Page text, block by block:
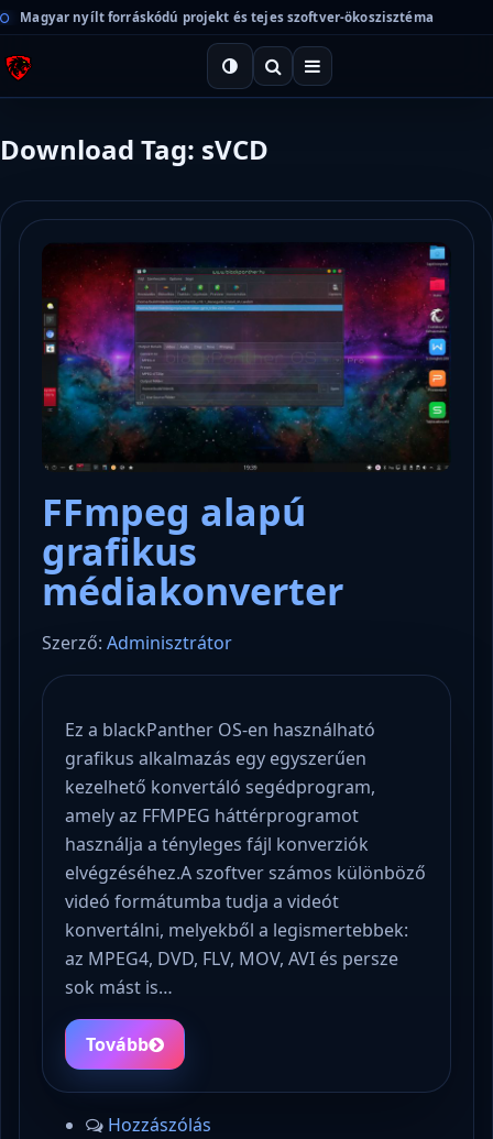
Magyar nyílt forráskódú projekt és tejes szoftver-ökoszisztéma
Download Tag: sVCD
FFmpeg alapú
grafikus
médiakonverter
Szerző: Adminisztrátor
Ez a blackPanther OS-en használható
grafikus alkalmazás egy egyszerűen
kezelhető konvertáló segédprogram,
amely az FFMPEG háttérprogramot
használja a tényleges fájl konverziók
elvégzéséhez.A szoftver számos különböző
videó formátumba tudja a videót
konvertálni, melyekből a legismertebbek:
az MPEG4, DVD, FLV, MOV, AVI és persze
sok mást is…
Tovább
Hozzászólás